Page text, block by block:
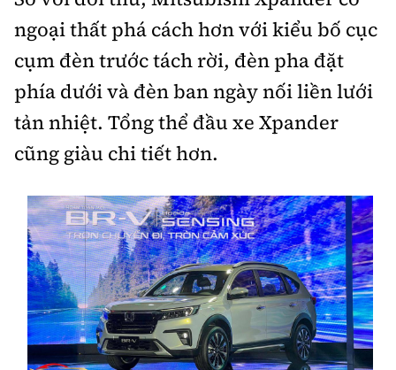
Thông tin tòa soạn
ngoại thất phá cách hơn với kiểu bố cục
cụm đèn trước tách rời, đèn pha đặt
phía dưới và đèn ban ngày nối liền lưới
tản nhiệt. Tổng thể đầu xe Xpander
cũng giàu chi tiết hơn.